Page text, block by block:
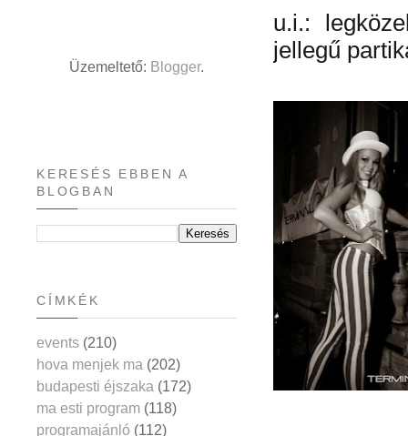
u.i.:
jellegű
Üzemeltető: Blogger.
KERESÉS EBBEN A
BLOGBAN
CÍMKÉK
events (210)
hova menjek ma (202)
budapesti éjszaka (172)
ma esti program (118)
programajánló (112)